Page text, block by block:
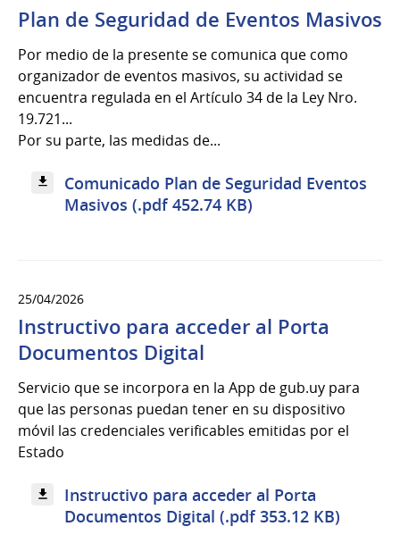
Plan de Seguridad de Eventos Masivos
Por medio de la presente se comunica que como
organizador de eventos masivos, su actividad se
encuentra regulada en el Artículo 34 de la Ley Nro.
19.721...
Por su parte, las medidas de...
Comunicado Plan de Seguridad Eventos
Masivos (.pdf 452.74 KB)
25/04/2026
Instructivo para acceder al Porta
Documentos Digital
Servicio que se incorpora en la App de gub.uy para
que las personas puedan tener en su dispositivo
móvil las credenciales verificables emitidas por el
Estado
Instructivo para acceder al Porta
Documentos Digital (.pdf 353.12 KB)